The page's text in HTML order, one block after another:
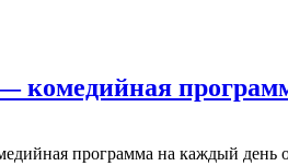
комедийная
программа на каждый день